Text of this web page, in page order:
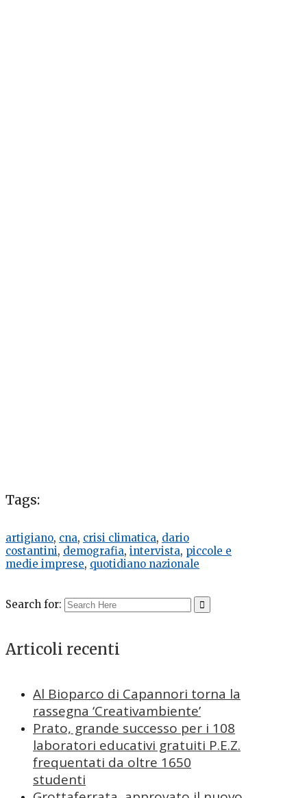
Tags:
artigiano, cna, crisi climatica, dario
costantini, demografia, intervista, piccole e
medie imprese, quotidiano nazionale
Search for:
Articoli recenti
Al Bioparco di Capannori torna la
rassegna ‘Creativambiente’
Prato, grande successo per i 108
laboratori educativi gratuiti P.E.Z.
frequentati da oltre 1650
studenti